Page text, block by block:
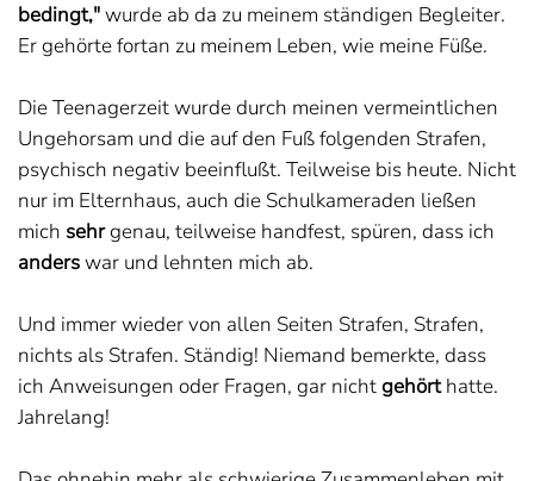
bedingt,"wurde ab da zu meinem ständigen Begleiter.
Er gehörte fortan zu meinem Leben, wie meine Füße.
Die Teenagerzeit wurde durch meinen vermeintlichen
Ungehorsam und die auf den Fuß folgenden Strafen,
psychisch negativ beeinflußt. Teilweise bis heute. Nicht
nur im Elternhaus, auch die Schulkameraden ließen
mich sehrgenau, teilweise handfest, spüren, dass ich
anderswar und lehnten mich ab.
Und immer wieder von allen Seiten Strafen, Strafen,
nichts als Strafen. Ständig! Niemand bemerkte, dass
ich Anweisungen oder Fragen, gar nichtgehörthatte.
Jahrelang!